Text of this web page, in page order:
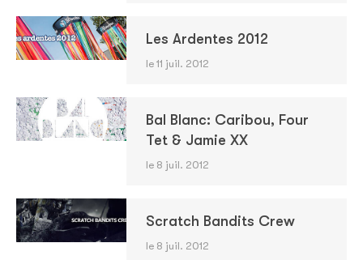
Les Ardentes 2012
le 11 juil. 2012
Bal Blanc: Caribou, Four
Tet & Jamie XX
le 8 juil. 2012
Scratch Bandits Crew
le 8 juil. 2012